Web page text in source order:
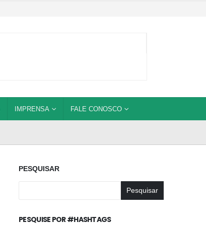
IMPRENSA FALE CONOSCO
PESQUISAR
Pesquisar
PESQUISE POR #HASHTAGS